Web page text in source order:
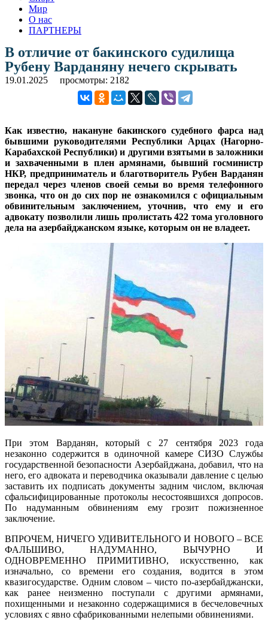
Мир
О нас
ПАРТНЕРЫ
В отличие от бакинского судилища
Рубену Варданяну нечего скрывать
19.01.2025 просмотры: 2182
Как известно, накануне бакинского судебного фарса над
бывшими руководителями Республики Арцах (Нагорно-
Карабахской Республики) и другими взятыми в заложники
и захваченными в плен армянами, бывший госминистр
НКР, предприниматель и благотворитель Рубен Варданян
передал через членов своей семьи во время телефонного
звонка, что он до сих пор не ознакомился с официальным
обвинительным заключением, уточнив, что ему и его
адвокату позволили лишь пролистать 422 тома уголовного
дела на азербайджанском языке, которым он не владеет.
При этом Варданян, который с 27 сентября 2023 года
незаконно содержится в одиночной камере СИЗО Службы
государственной безопасности Азербайджана, добавил, что на
него, его адвоката и переводчика оказывали давление с целью
заставить их подписать документы задним числом, включая
сфальсифицированные протоколы несостоявшихся допросов.
По надуманным обвинениям ему грозит пожизненное
заключение.
ВПРОЧЕМ, НИЧЕГО УДИВИТЕЛЬНОГО И НОВОГО – ВСЕ
ФАЛЬШИВО, НАДУМАННО, ВЫЧУРНО И
ОДНОВРЕМЕННО ПРИМИТИВНО, искусственно, как
изначально, со времени его создания, водится в этом
квазигосударстве. Одним словом – чисто по-азербайджански,
как ранее неизменно поступали с другими армянами,
похищенными и незаконно содержащимися в бесчеловечных
условиях с явно сфабрикованными нелепыми обвинениями.